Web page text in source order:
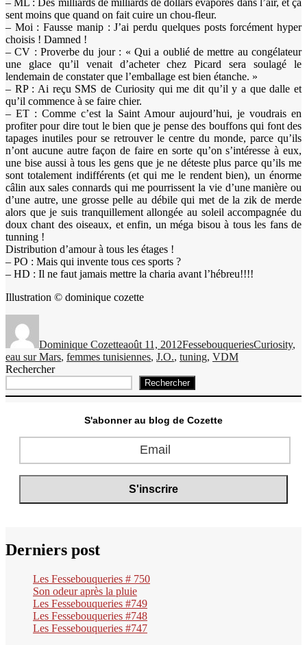
sent moins que quand on fait cuire un chou-fleur.
– Moi : Fausse manip : J’ai perdu quelques posts forcément hyper
choisis ! Damned !
– CV : Proverbe du jour : « Qui a oublié de mettre au congélateur
une glace qu’il venait d’acheter chez Picard sera soulagé le
lendemain de constater que l’emballage est bien étanche. »
– RP : Ai reçu SMS de Curiosity qui me dit qu’il y a que dalle et
qu’il commence à se faire chier.
– ET : Comme c’est la Saint Amour aujourd’hui, je voudrais en
profiter pour dire tout le bien que je pense des bouffons qui font des
tapages inutiles pour se retrouver le centre du monde, parce qu’ils
n’ont aucune autre façon de faire en sorte qu’on s’intéresse à eux,
une bise aussi à tous les gens que je ne déteste plus parce qu’ils me
sont totalement indifférents (et qui me le rendent bien), un énorme
câlin aux sales connards qui me pourrissent la vie d’une manière ou
d’une autre, une grosse pelle au débile qui met de la zik de merde
alors que je suis tranquillement allongée au soleil accompagnée du
doux chant des oiseaux, et enfin, un méga bisou à tous les fans de
tunning !
Distribution d’amour à tous les étages !
– PO : Mais qui invente tous ces sports ?
– HD : Il ne faut jamais mettre la charia avant l’hébreu!!!!
Illustration © dominique cozette
Dominique Cozetteaoût 11, 2012FessebouqueriesCuriosity,
eau sur Mars, femmes tunisiennes, J.O., tuning, VDM
Rechercher
Rechercher
S'abonner au blog de Cozette
Derniers post
Les Fessebouqueries # 750
Son odeur après la pluie
Les Fessebouqueries #749
Les Fessebouqueries #748
Les Fessebouqueries #747